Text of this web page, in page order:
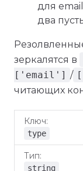
для
два
зеркалятся в
['email'] /
читающих
Ключ
type
string